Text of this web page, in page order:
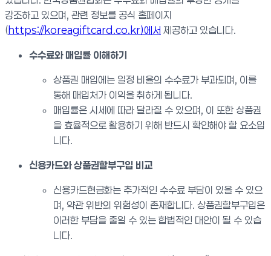
강조하고 있으며, 관련 정보를 공식 홈페이지
(https://koreagiftcard.co.kr)에서 제공하고 있습니다.
수수료와 매입률 이해하기
상품권 매입에는 일정 비율의 수수료가 부과되며, 이를
통해 매입처가 이익을 취하게 됩니다.
매입률은 시세에 따라 달라질 수 있으며, 이 또한 상품권
을 효율적으로 활용하기 위해 반드시 확인해야 할 요소입
니다.
신용카드와 상품권할부구입 비교
신용카드현금화는 추가적인 수수료 부담이 있을 수 있으
며, 약관 위반의 위험성이 존재합니다. 상품권할부구입은
이러한 부담을 줄일 수 있는 합법적인 대안이 될 수 있습
니다.